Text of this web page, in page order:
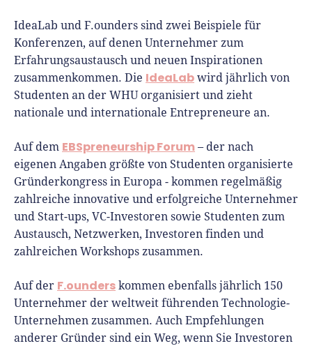
IdeaLab und F.ounders sind zwei Beispiele für
Konferenzen, auf denen Unternehmer zum
Erfahrungsaustausch und neuen Inspirationen
zusammenkommen. Die IdeaLab wird jährlich von
Studenten an der WHU organisiert und zieht
nationale und internationale Entrepreneure an.
Auf dem EBSpreneurship Forum – der nach
eigenen Angaben größte von Studenten organisierte
Gründerkongress in Europa - kommen regelmäßig
zahlreiche innovative und erfolgreiche Unternehmer
und Start-ups, VC-Investoren sowie Studenten zum
Austausch, Netzwerken, Investoren finden und
zahlreichen Workshops zusammen.
Auf der F.ounders kommen ebenfalls jährlich 150
Unternehmer der weltweit führenden Technologie-
Unternehmen zusammen. Auch Empfehlungen
anderer Gründer sind ein Weg, wenn Sie Investoren